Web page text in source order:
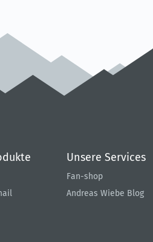
Unsere Services
Fan-shop
Andreas Wiebe Blog